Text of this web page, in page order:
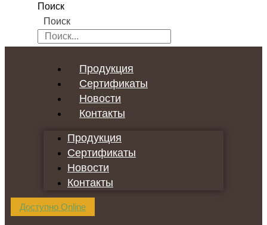
Поиск
Поиск
Продукция
Сертификаты
Новости
Контакты
Продукция
Сертификаты
Новости
Контакты
Доступно Online